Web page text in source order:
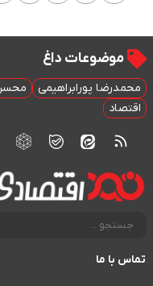
موضوعات داغ
محمدرضا پورابراهیمی
اقتصاد
تماس با ما